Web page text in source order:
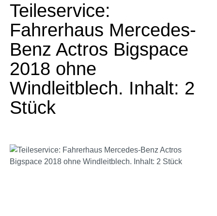
Teileservice:
Fahrerhaus Mercedes-
Benz Actros Bigspace
2018 ohne
Windleitblech. Inhalt: 2
Stück
Bildergalerie überspringen